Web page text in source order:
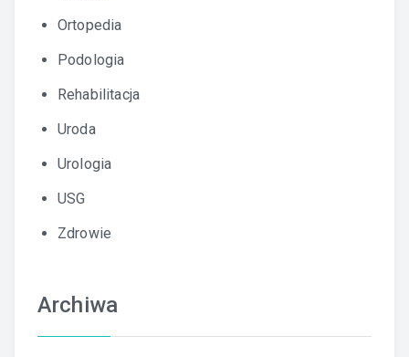
Ortopedia
Podologia
Rehabilitacja
Uroda
Urologia
USG
Zdrowie
Archiwa